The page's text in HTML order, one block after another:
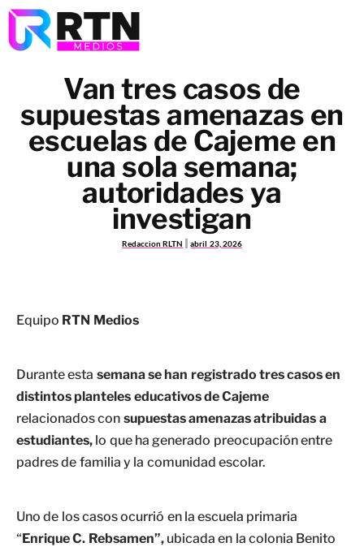
Van tres casos de
supuestas amenazas en
escuelas de Cajeme en
una sola semana;
autoridades ya
investigan
Redaccion RLTN abril 23, 2026
Equipo RTN Medios
Durante esta semana se han registrado tres casos en
distintos planteles educativos de Cajeme
relacionados con supuestas amenazas atribuidas a
estudiantes, lo que ha generado preocupación entre
padres de familia y la comunidad escolar.
Uno de los casos ocurrió en la escuela primaria
“Enrique C. Rebsamen”, ubicada en la colonia Benito